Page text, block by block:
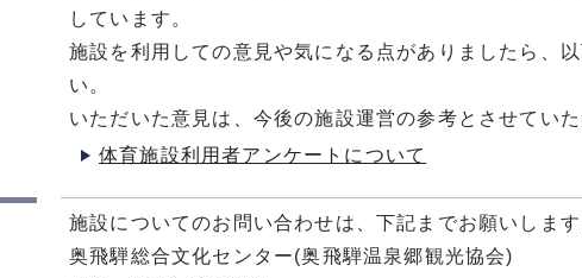
しています。
施設を利用しての意見や気になる点がありましたら、
い。
いただいた意見は、今後の施設運営の参考とさせていた
体育施設利用者アンケートについて
施設についてのお問い合わせは、下記までお願いします
奥飛騨総合文化センター(奥飛騨温泉郷観光協会)